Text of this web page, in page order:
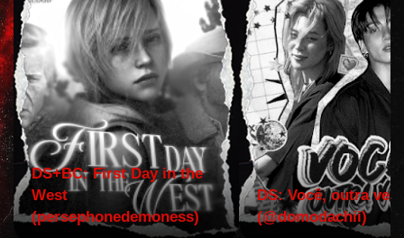
DS+BC: First Day in the
West
(persephonedemoness)
DS: Você, outra vez!
(@domodachii)